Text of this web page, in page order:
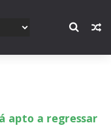
apto a regressar